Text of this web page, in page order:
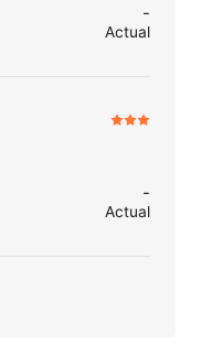
-
Actual
-
Actual